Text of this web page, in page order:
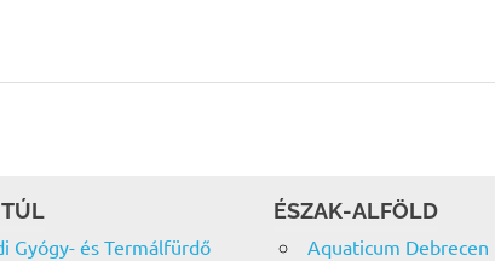
Gyógy- és Termálfürdő
ÉSZAK-ALFÖLD
Aquaticum Debrecen